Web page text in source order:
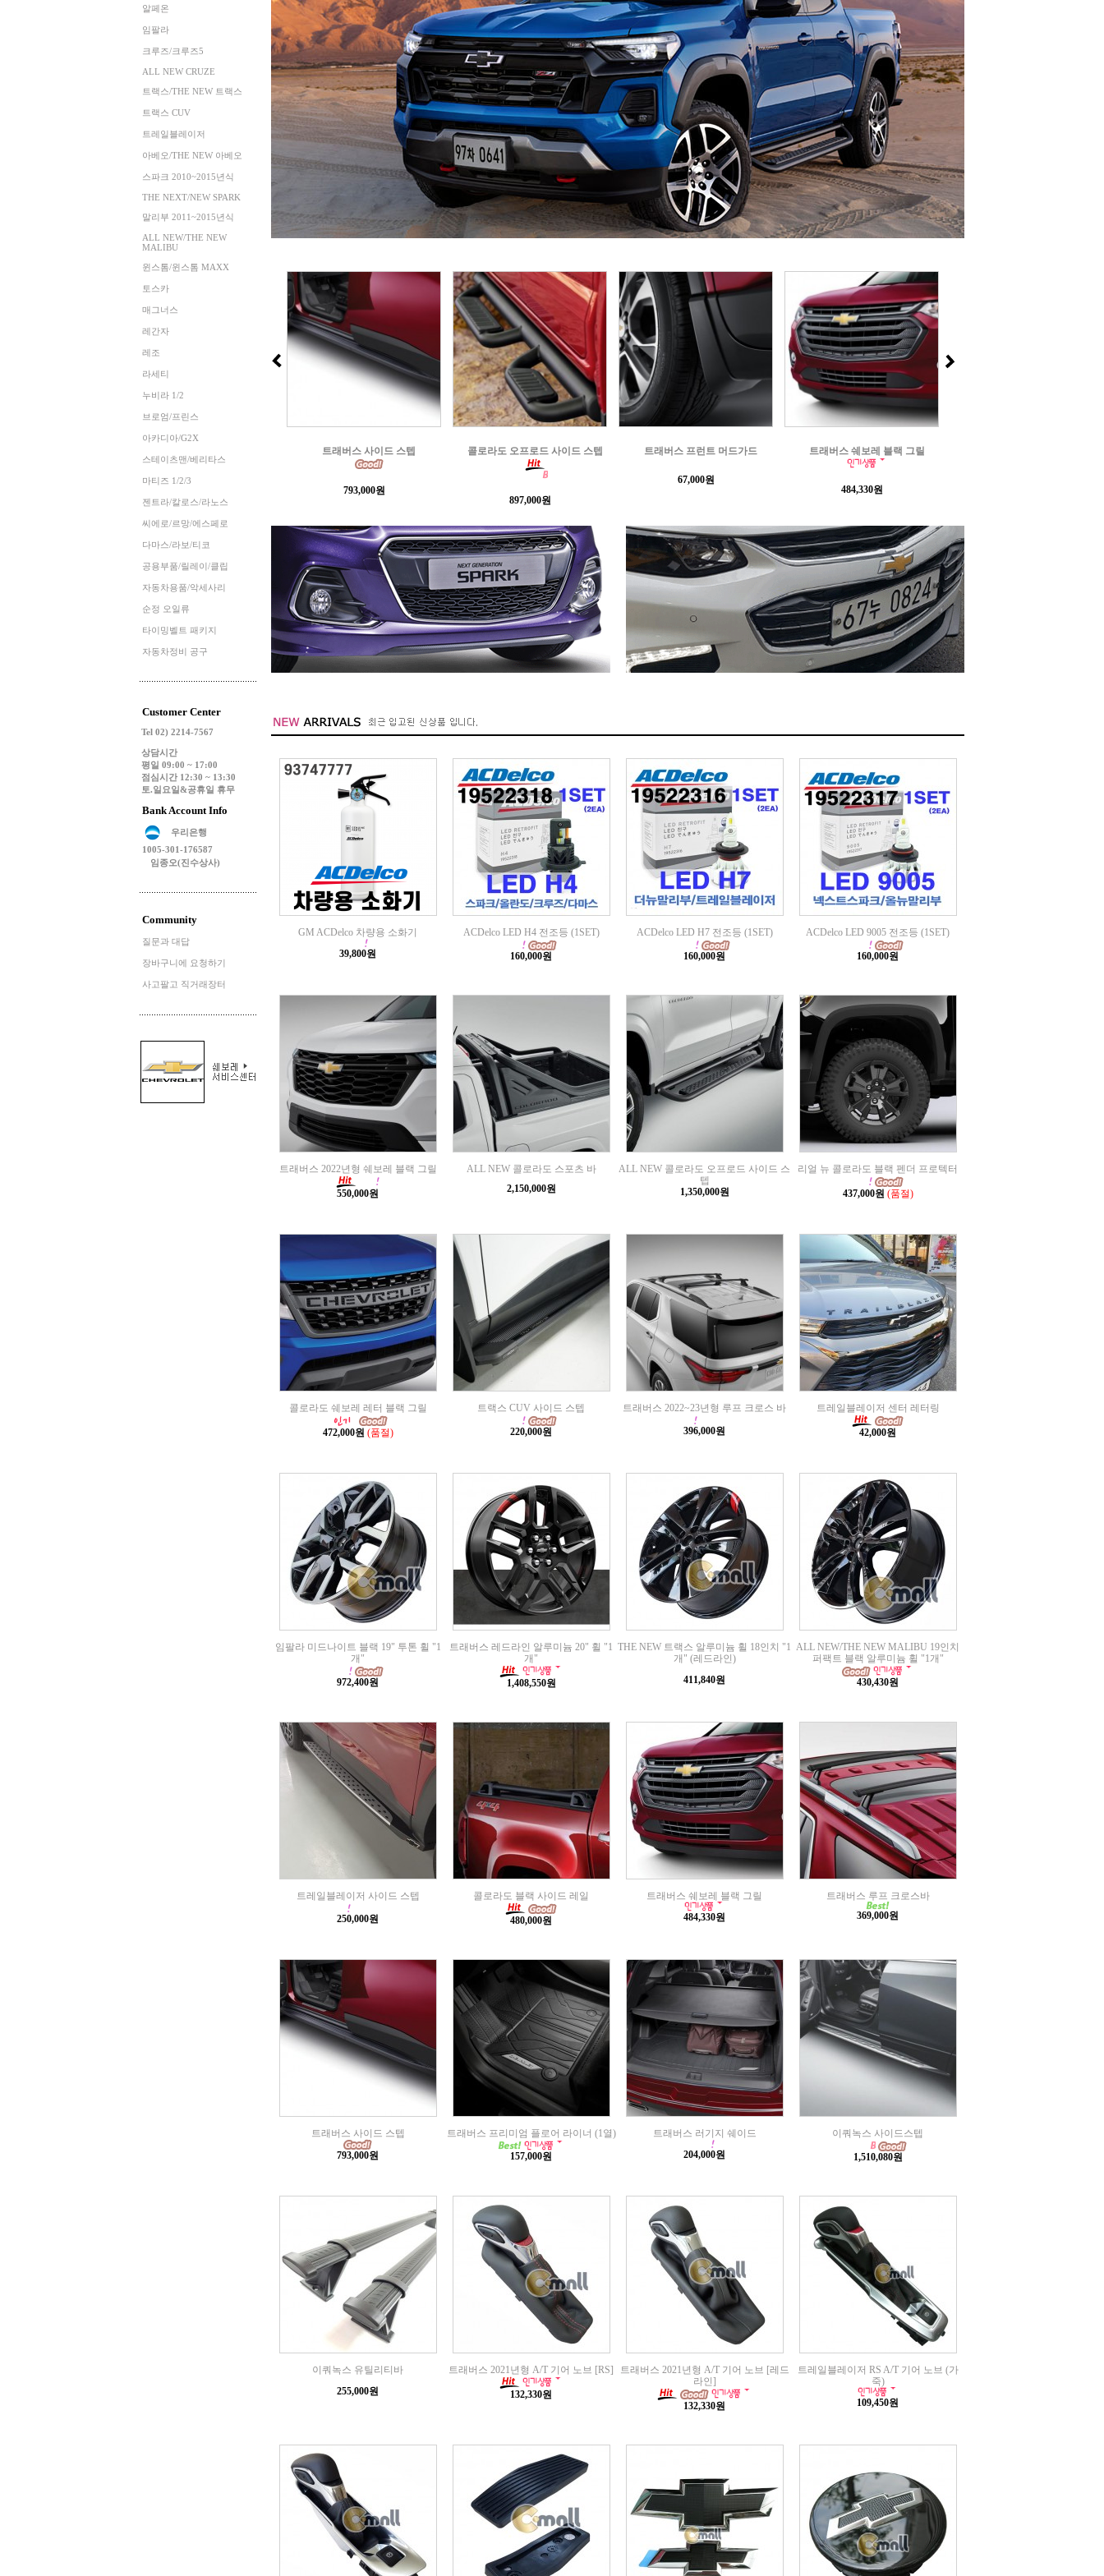
알페온
임팔라
크루즈/크루즈5
ALL NEW CRUZE
트랙스/THE NEW 트랙스
트랙스 CUV
트레일블레이저
아베오/THE NEW 아베오
스파크 2010~2015년식
THE NEXT/NEW SPARK
말리부 2011~2015년식
ALL NEW/THE NEW
MALIBU
윈스톰/윈스톰 MAXX
토스카
매그너스
레간자
레조
라세티
누비라 1/2
브로엄/프린스
아카디아/G2X
스테이츠맨/베리타스
마티즈 1/2/3
젠트라/칼로스/라노스
씨에로/르망/에스페로
다마스/라보/티코
공용부품/릴레이/클립
자동차용품/악세사리
순정 오일류
타이밍벨트 패키지
자동차정비 공구
Customer Center
Tel 02) 2214-7567
상담시간
평일 09:00 ~ 17:00
점심시간 12:30 ~ 13:30
토.일요일&공휴일 휴무
Bank Account Info
우리은행
1005-301-176587
임종오(진수상사)
Community
질문과 대답
장바구니에 요청하기
사고팔고 직거래장터
콜로라도 오프로드 사이드 스텝 트래버스 프런트 머드가드
67,000원
트래버스 쉐보레 블랙 그릴 콜로라도 레드 리커버리 훅
152,000원
GM ACDelco 차량용 소화기
39,800원
ACDelco LED H4 전조등 (1SET)
160,000원
ACDelco LED H7 전조등 (1SET)
160,000원
ACDelco LED 9005 전조등 (1SET)
160,000원
트래버스 2022년형 쉐보레 블랙 그릴
550,000원
ALL NEW 콜로라도 스포츠 바
2,150,000원
ALL NEW 콜로라도 오프로드 사이드 스
텝
1,350,000원
리얼 뉴 콜로라도 블랙 펜더 프로텍터
437,000원 (품절)
콜로라도 쉐보레 레터 블랙 그릴
472,000원 (품절)
트랙스 CUV 사이드 스텝
220,000원
트래버스 2022~23년형 루프 크로스 바
396,000원
트레일블레이저 센터 레터링
42,000원
임팔라 미드나이트 블랙 19" 투톤 휠 "1
개"
972,400원
트래버스 레드라인 알루미늄 20" 휠 "1
개"
1,408,550원
THE NEW 트랙스 알루미늄 휠 18인치 "1
개" (레드라인)
411,840원
ALL NEW/THE NEW MALIBU 19인치
퍼팩트 블랙 알루미늄 휠 "1개"
430,430원
트레일블레이저 사이드 스텝
250,000원
콜로라도 블랙 사이드 레일
480,000원
트래버스 쉐보레 블랙 그릴
484,330원
트래버스 루프 크로스바
369,000원
트래버스 사이드 스텝
793,000원
트래버스 프리미엄 플로어 라이너 (1열)
157,000원
트래버스 러기지 쉐이드
204,000원
이쿼녹스 사이드스텝
1,510,080원
이쿼녹스 유틸리티바
255,000원
트래버스 2021년형 A/T 기어 노브 [RS]
132,330원
트래버스 2021년형 A/T 기어 노브 [레드
라인]
132,330원
트레일블레이저 RS A/T 기어 노브 (가
죽)
109,450원